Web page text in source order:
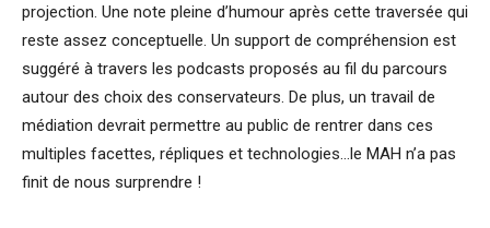
projection. Une note pleine d’humour après cette traversée qui
reste assez conceptuelle. Un support de compréhension est
suggéré à travers les podcasts proposés au fil du parcours
autour des choix des conservateurs. De plus, un travail de
médiation devrait permettre au public de rentrer dans ces
multiples facettes, répliques et technologies…le MAH n’a pas
finit de nous surprendre !